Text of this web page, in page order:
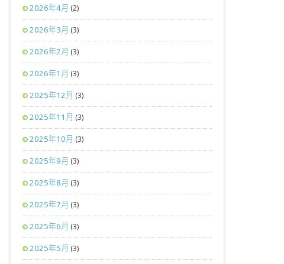
2026年4月 (2)
2026年3月 (3)
2026年2月 (3)
2026年1月 (3)
2025年12月 (3)
2025年11月 (3)
2025年10月 (3)
2025年9月 (3)
2025年8月 (3)
2025年7月 (3)
2025年6月 (3)
2025年5月 (3)